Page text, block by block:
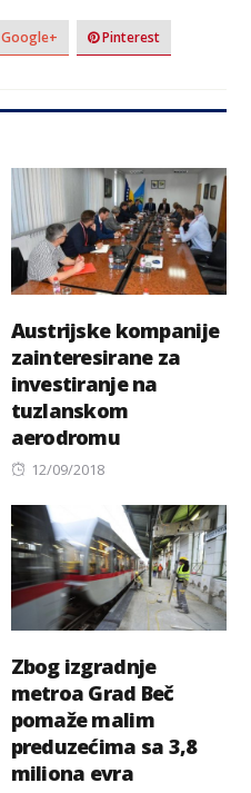
Google+ Pinterest
Austrijske kompanije
zainteresirane za
investiranje na
tuzlanskom
aerodromu
Posted
12/09/2018
Zbog izgradnje
metroa Grad Beč
pomaže malim
preduzećima sa 3,8
miliona evra